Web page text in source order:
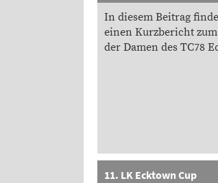
In diesem Beitrag
einen Kurzbericht zum
der Damen des TC78
11. LK Ecktown Cup